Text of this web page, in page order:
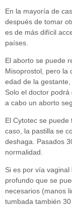
En la mayoría de
después de tomar
es de más difícil
países.
El aborto se puede
Misoprostol, pero la
edad de la
Solo el doctor podrá
a cabo un aborto
El Cytotec se puede
caso, la pastilla se
deshaga. Pasados
normalidad.
Si es por vía
profundo que se
necesarios (manos
tumbada también